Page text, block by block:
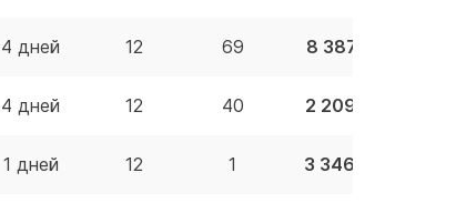
4 дней 12 69 8 387.23 BYN
4 дней 12 40 2 209.43 BYN
1 дней 12 1 3 346.00 BYN